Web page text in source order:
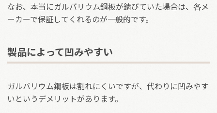
なお、本当にガルバリウム鋼板が錆びていた場合は、各メ
ーカーで保証してくれるのが一般的です。
製品によって凹みやすい
ガルバリウム鋼板は割れにくいですが、代わりに凹みやす
いというデメリットがあります。